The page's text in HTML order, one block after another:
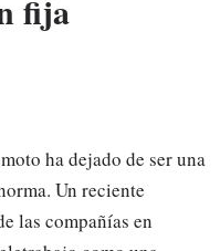
fija
ha dejado de ser una
Un reciente
las compañías en